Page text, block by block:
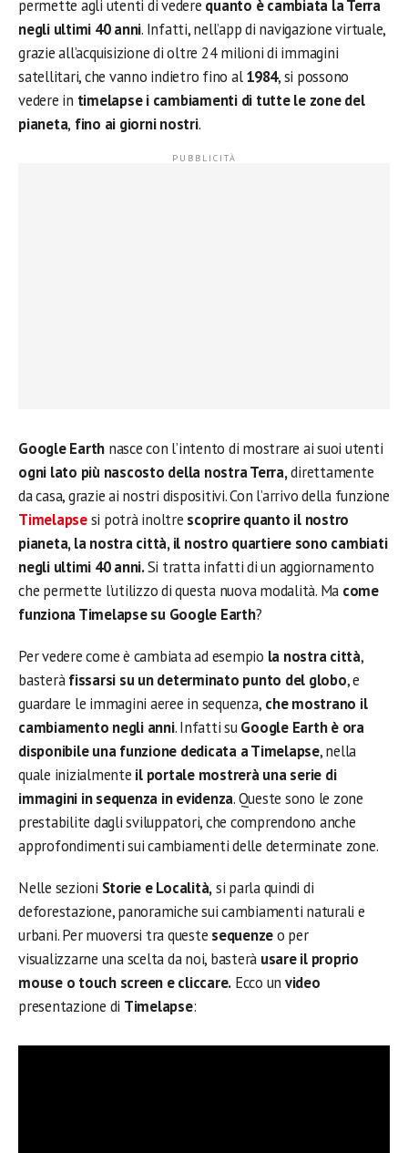
permette agli utenti di vedere quanto è cambiata la Terra
negli ultimi 40 anni. Infatti, nell’app di navigazione virtuale,
grazie all’acquisizione di oltre 24 milioni di immagini
satellitari, che vanno indietro fino al1984, si possono
vedere in timelapse i cambiamenti di tutte le zone del
pianeta, fino ai giorni nostri.
Google Earth nasce con l’intento di mostrare ai suoi utenti
ogni lato più nascosto della nostra Terra,direttamente
da casa, grazie ai nostri dispositivi. Con l’arrivo della funzione
Timelapsesi potrà inoltre scoprire quanto il nostro
pianeta, la nostra città, il nostro quartiere sono cambiati
negli ultimi 40 anni.Si tratta infatti di un aggiornamento
che permette l’utilizzo di questa nuova modalità. Ma come
funziona Timelapse su Google Earth?
Per vedere come è cambiata ad esempio la nostra città,
basteràfissarsi su un determinato punto del globo, e
guardare le immagini aeree in sequenza, che mostrano il
cambiamento negli anni. Infatti suGoogle Earth è ora
disponibile una funzione dedicata a Timelapse, nella
quale inizialmente il portale mostrerà una serie di
immagini in sequenza in evidenza. Queste sono le zone
prestabilite dagli sviluppatori, che comprendono anche
approfondimenti sui cambiamenti delle determinate zone.
Nelle sezioni Storie e Località,si parla quindi di
deforestazione, panoramiche sui cambiamenti naturali e
urbani. Per muoversi tra queste sequenzeo per
visualizzarne una scelta da noi, basterà usare il proprio
mouse o touch screen e cliccare. Ecco un video
presentazione di Timelapse: